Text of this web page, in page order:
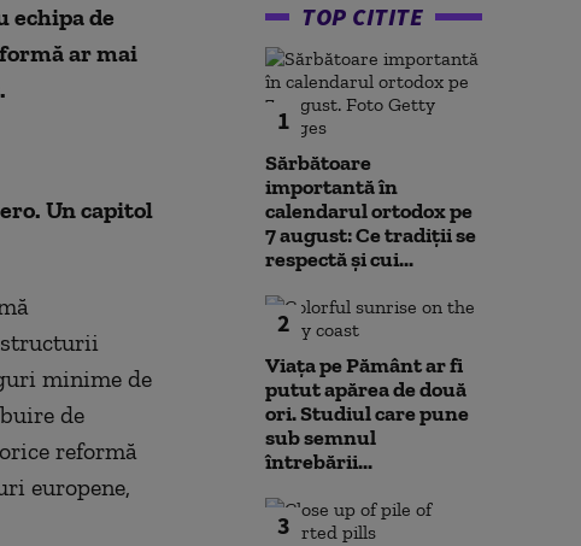
echipa de
ar mai
Un capitol
structurii
minime de
de
reformă
europene,
TOP CITITE
1
Sărbătoare
importantă în
calendarul ortodox pe
7 august: Ce tradiții se
respectă și cui...
2
Viața pe Pământ ar fi
putut apărea de două
ori. Studiul care pune
sub semnul
întrebării...
3